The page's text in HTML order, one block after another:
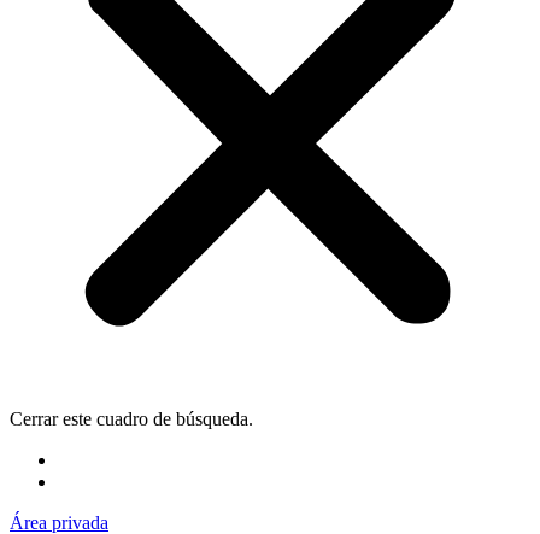
Cerrar este cuadro de búsqueda.
Área privada